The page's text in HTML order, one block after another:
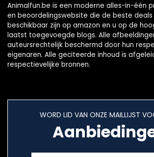
Animalfun.be is een moderne alles-in-één
en beoordelingswebsite die de beste
beschikbaar zijn op amazon en u op de
laatst toegevoegde blogs. Alle
auteursrechtelijk beschermd door hun
eigenaren. Alle geciteerde inhoud is
respectievelijke bronnen.
WORD LID VAN ONZE MAILLIJST